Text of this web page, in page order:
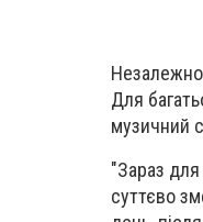
Незалежно
Для
музичний
"Зараз
суттєво